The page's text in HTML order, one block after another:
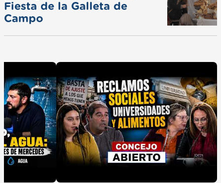
Fiesta de la Galleta de
Campo